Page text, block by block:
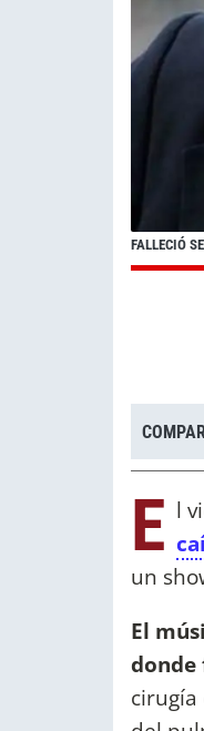
FALLECIÓ
E l
un
El
donde